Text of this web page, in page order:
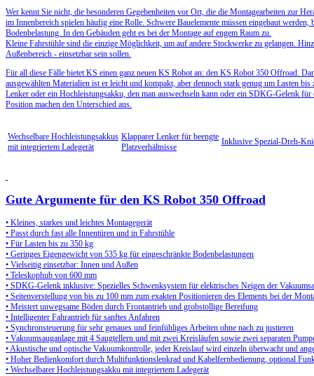
Wer kennt Sie nicht, die besonderen Gegebenheiten vor Ort, die die Montagearbeiten zur
im Innenbereich spielen häufig eine Rolle. Schwere Bauelemente müssen eingebaut
Bodenbelastung. In den Gebäuden geht es bei der Montage auf engem Raum zu.
Kleine Fahrstühle sind die einzige Möglichkeit, um auf andere Stockwerke zu gelangen.
Außenbereich - einsetzbar sein sollen.
Für all diese Fälle bietet KS einen ganz neuen KS Robot an: den KS Robot 350 Offroad.
ausgewählten Materialien ist er leicht und kompakt, aber dennoch stark genug um Lasten
Lenker oder ein Hochleistungsakku, den man auswechseln kann oder ein SDKG-Gelenk
Position machen den Unterschied aus.
Wechselbare Hochleistungsakkus
mit integriertem Ladegerät
Klapparer Lenker für beengte
Platzverhältnisse
Inklusive Spezial-Dreh-
Gute Argumente für den KS Robot 350 Offroad
• Kleines, starkes und leichtes Montagegerät
• Passt durch fast alle Innentüren und in Fahrstühle
• Für Lasten bis zu 350 kg
• Geringes Eigengewicht von 535 kg für eingeschränkte Bodenbelastungen
• Vielseitig einsetzbar: Innen und Außen
• Teleskophub von 600 mm
• SDKG-Gelenk inklusive: Spezielles Schwenksystem für elektrisches Neigen der
• Seitenverstellung von bis zu 100 mm zum exakten Positionieren des Elements bei der
• Meistert unwegsame Böden durch Frontantrieb und grobstollige Bereifung
• Intelligenter Fahrantrieb für sanftes Anfahren
• Synchronsteuerung für sehr genaues und feinfühliges Arbeiten ohne nach zu justieren
• Vakuumsauganlage mit 4 Saugtellern und mit zwei Kreisläufen sowie zwei separaten
• Akustische und optische Vakuumkontrolle, jeder Kreislauf wird einzeln überwacht und
• Hoher Bedienkomfort durch Multifunktionslenkrad und Kabelfernbedienung, optional
• Wechselbarer Hochleistungsakku mit integriertem Ladegerät